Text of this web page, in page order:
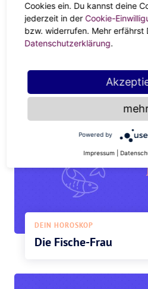
Fische anfangs scheinen
ungehemmt und wild geht es
Laken zu. Dabei steht die Lust
Multiple Orgasmen sind also
DEIN HOROSKOP
Die Fische-Frau
Cookies ein. Du kannst deine
jederzeit in der Cookie-
bzw. widerrufen. Mehr erfährst
Datenschutzerklärung.
Powered by
Impressum